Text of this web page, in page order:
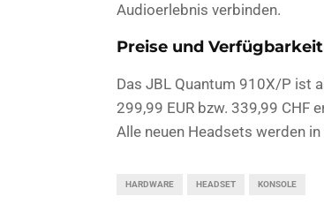
Audioerlebnis verbinden.
Preise und Verfügbarkeit
Das JBL Quantum 910X/P ist
299,99 EUR bzw. 339,99 CHF
Alle neuen Headsets werden
HARDWARE HEADSET KONSOLE